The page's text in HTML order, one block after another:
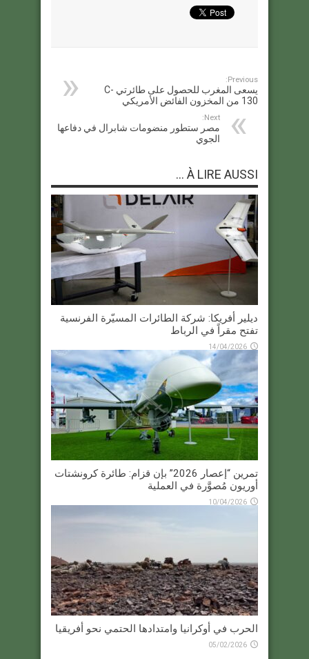
Previous:
يسعى المغرب للحصول على طائرتي C-
130 من المخزون الفائض الأمريكي
Next:
مصر ستطور منضومات شابرال في دفاعها
الجوي
À LIRE AUSSI ...
ديلير أفريكا: شركة الطائرات المسيّرة الفرنسية
تفتح مقراً في الرباط
14/04/2026
تمرين “إعصار 2026” بإن قزام: طائرة كرونشتات
أوريون مُصوَّرة في العملية
10/04/2026
الحرب في أوكرانيا وامتدادها الحتمي نحو أفريقيا
05/02/2026